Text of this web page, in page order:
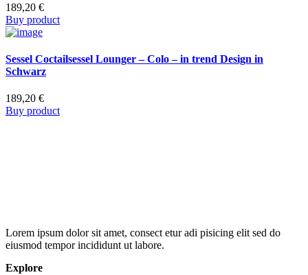
189,20 €
Buy product
Sessel Coctailsessel Lounger – Colo – in trend Design in
Schwarz
189,20 €
Buy product
Lorem ipsum dolor sit amet, consect etur adi pisicing elit sed do
eiusmod tempor incididunt ut labore.
Explore